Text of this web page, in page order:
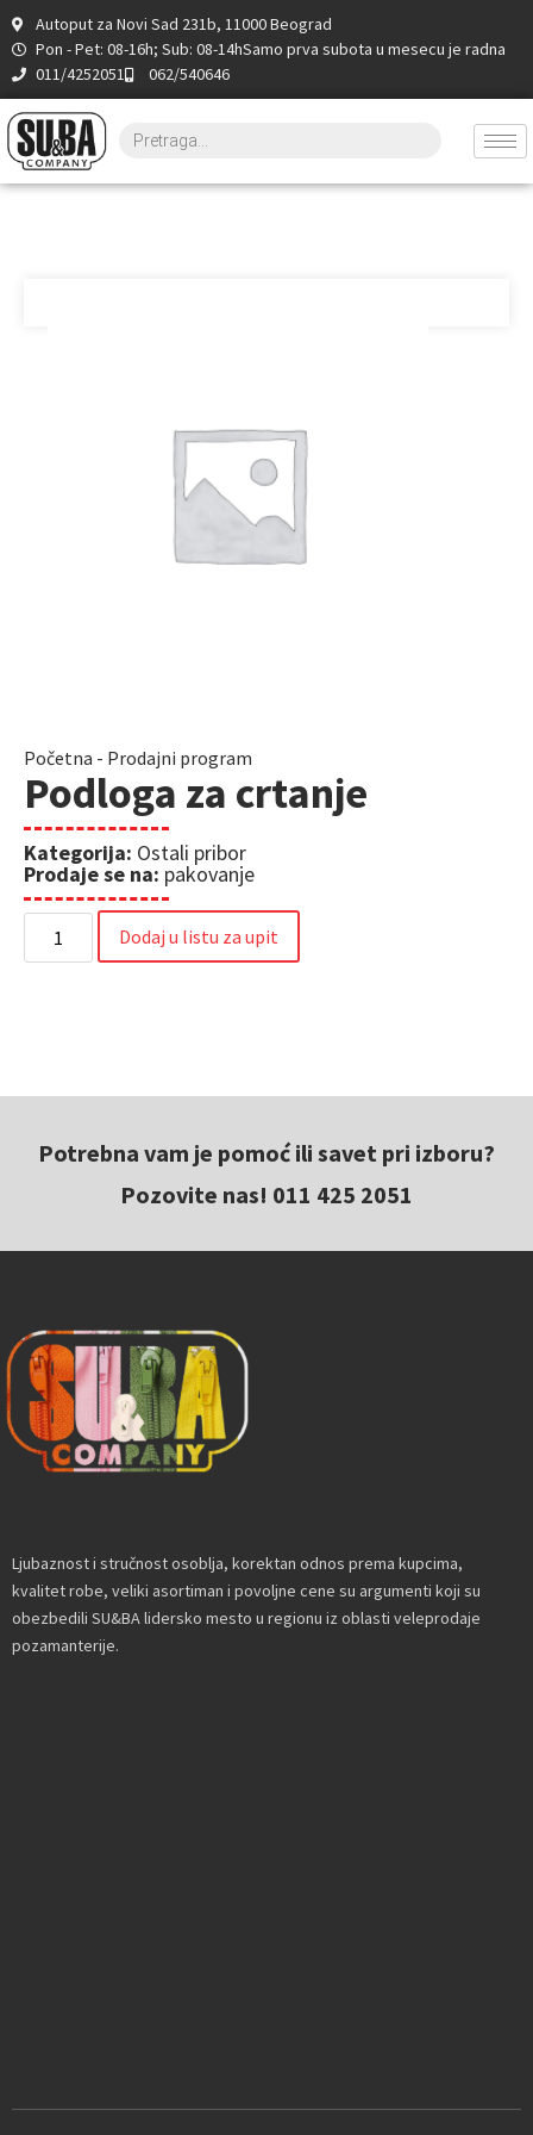
Autoput za Novi Sad 231b, 11000 Beograd
Pon - Pet: 08-16h; Sub: 08-14hSamo prva subota u mesecu je radna
011/4252051
062/540646
Početna - Prodajni program
Podloga za crtanje
Kategorija: Ostali pribor
Prodaje se na: pakovanje
Dodaj u listu za upit
Potrebna vam je pomoć ili savet pri izboru?
Pozovite nas! 011 425 2051
Ljubaznost i stručnost osoblja, korektan odnos prema kupcima,
kvalitet robe, veliki asortiman i povoljne cene su argumenti koji su
obezbedili SU&BA lidersko mesto u regionu iz oblasti veleprodaje
pozamanterije.